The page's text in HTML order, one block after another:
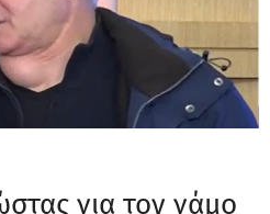
για τον γάμο